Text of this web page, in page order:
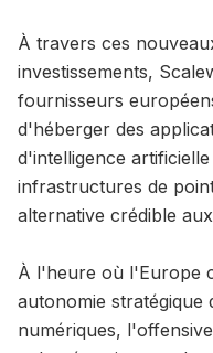
À travers ces
investissements,
fournisseurs
d'héberger des
d'intelligence
infrastructures de
alternative crédible
À l'heure où l'Europe
autonomie stratégique
numériques,